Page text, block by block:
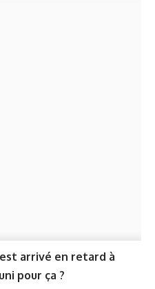
arrivé en retard à
pour ça ?